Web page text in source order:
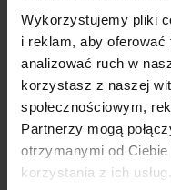
Wykorzystujemy pliki
i reklam, aby oferować
analizować ruch w
korzystasz z naszej
społecznościowym,
Partnerzy mogą
otrzymanymi od
korzystania z ich usług.
Jako doradca VIG FUND
współpracy wszystkich
umowy możliwe było
obu stron relacji najemcy z
radca prawny Deloitte Legal.